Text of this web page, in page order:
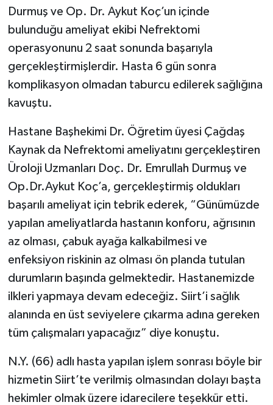
Durmuş ve Op. Dr. Aykut Koç’un içinde
bulunduğu ameliyat ekibi Nefrektomi
operasyonunu 2 saat sonunda başarıyla
gerçekleştirmişlerdir. Hasta 6 gün sonra
komplikasyon olmadan taburcu edilerek sağlığına
kavuştu.
Hastane Başhekimi Dr. Öğretim üyesi Çağdaş
Kaynak da Nefrektomi ameliyatını gerçekleştiren
Üroloji Uzmanları Doç. Dr. Emrullah Durmuş ve
Op.Dr.Aykut Koç’a, gerçekleştirmiş oldukları
başarılı ameliyat için tebrik ederek, “Günümüzde
yapılan ameliyatlarda hastanın konforu, ağrısının
az olması, çabuk ayağa kalkabilmesi ve
enfeksiyon riskinin az olması ön planda tutulan
durumların başında gelmektedir. Hastanemizde
ilkleri yapmaya devam edeceğiz. Siirt’i sağlık
alanında en üst seviyelere çıkarma adına gereken
tüm çalışmaları yapacağız” diye konuştu.
N.Y. (66) adlı hasta yapılan işlem sonrası böyle bir
hizmetin Siirt’te verilmiş olmasından dolayı başta
hekimler olmak üzere idarecilere teşekkür etti.